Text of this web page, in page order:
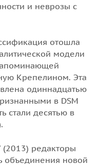
и неврозы с
отошла
модели
Крепелином. Эта
одиннадцатью
в DSM
стали десятью в
(2013) редакторы
объединения новой